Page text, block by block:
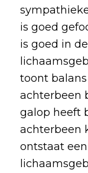
is goed
is goed in
toont
achterbeen
galop heeft
achterbeen
ontstaat